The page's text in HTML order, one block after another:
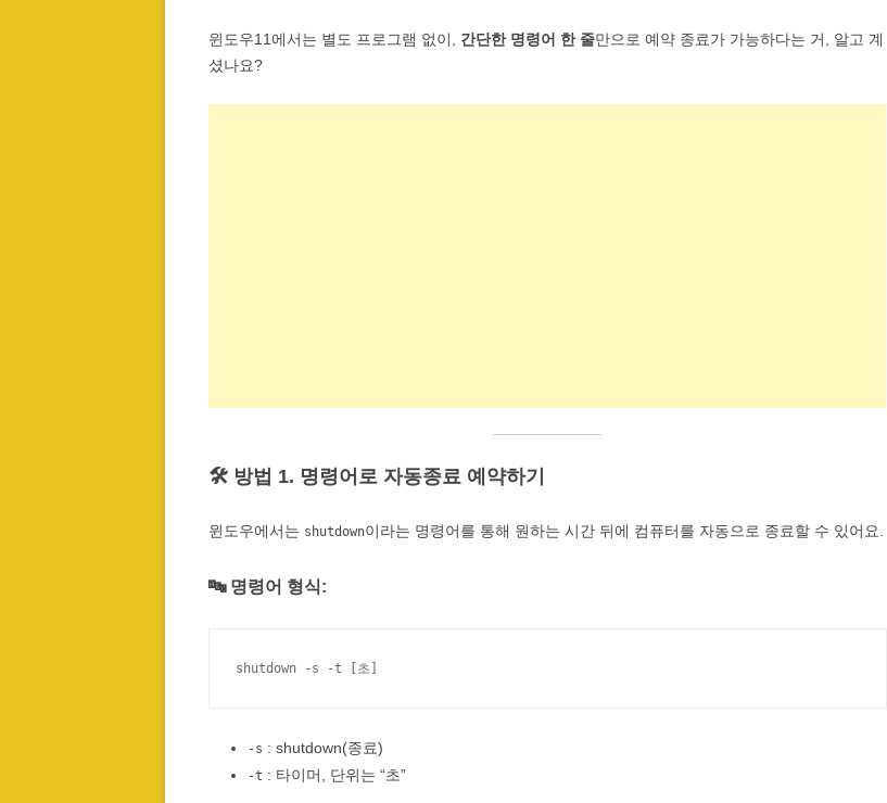
윈도우11에서는 별도 프로그램 없이, 간단한 명령어 한 줄만으로 예약 종료가 가능하다는 거, 알고 계
셨나요?
🛠️ 방법 1. 명령어로 자동종료 예약하기
윈도우에서는 shutdown이라는 명령어를 통해 원하는 시간 뒤에 컴퓨터를 자동으로 종료할 수 있어요.
🔤 명령어 형식:
shutdown -s -t [초]
-s : shutdown(종료)
-t : 타이머, 단위는 “초”